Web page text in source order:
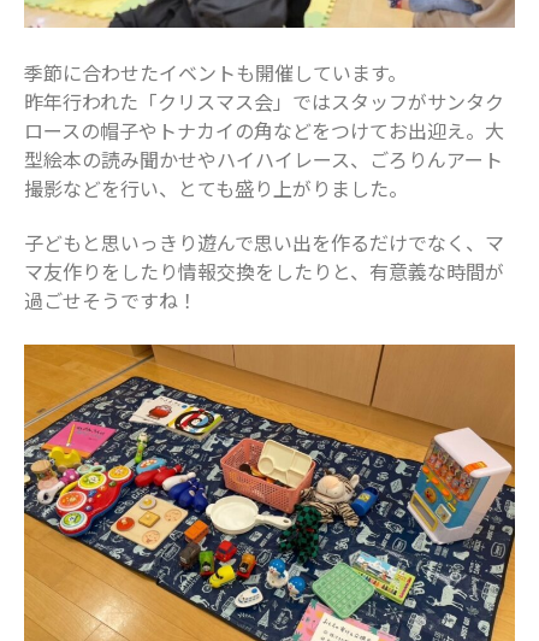
季節に合わせたイベントも開催しています。
昨年行われた「クリスマス会」ではスタッフがサンタク
ロースの帽子やトナカイの角などをつけてお出迎え。大
型絵本の読み聞かせやハイハイレース、ごろりんアート
撮影などを行い、とても盛り上がりました。
子どもと思いっきり遊んで思い出を作るだけでなく、マ
マ友作りをしたり情報交換をしたりと、有意義な時間が
過ごせそうですね！